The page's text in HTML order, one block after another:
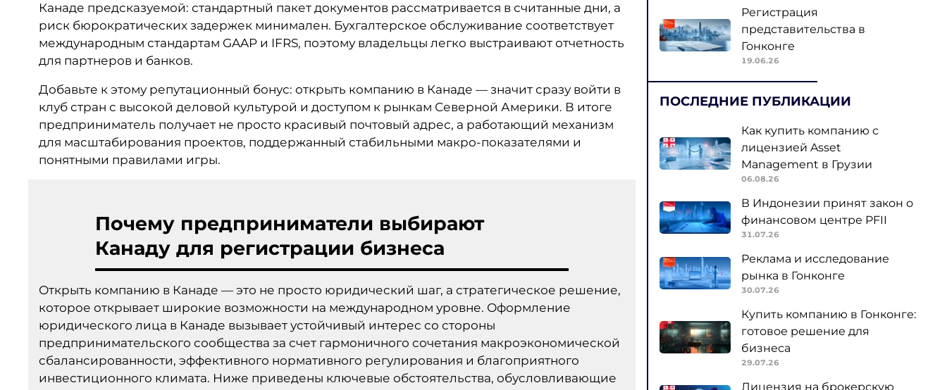
Канаде предсказуемой: стандартный пакет документов рассматривается в считанные дни, а
риск бюрократических задержек минимален. Бухгалтерское обслуживание соответствует
международным стандартам GAAP и IFRS, поэтому владельцы легко выстраивают отчетность
для партнеров и банков.
Добавьте к этому репутационный бонус: открыть компанию в Канаде — значит сразу войти в
клуб стран с высокой деловой культурой и доступом к рынкам Северной Америки. В итоге
предприниматель получает не просто красивый почтовый адрес, а работающий механизм
для масштабирования проектов, поддержанный стабильными макро-показателями и
понятными правилами игры.
Почему предприниматели выбирают
Канаду для регистрации бизнеса
Открыть компанию в Канаде — это не просто юридический шаг, а стратегическое решение,
которое открывает широкие возможности на международном уровне. Оформление
юридического лица в Канаде вызывает устойчивый интерес со стороны
предпринимательского сообщества за счет гармоничного сочетания макроэкономической
сбалансированности, эффективного нормативного регулирования и благоприятного
инвестиционного климата. Ниже приведены ключевые обстоятельства, обусловливающие
Регистрация
представительства в
Гонконге
19.06.26
ПОСЛЕДНИЕ ПУБЛИКАЦИИ
Как купить компанию с
лицензией Asset
Management в Грузии
06.08.26
В Индонезии принят закон о
финансовом центре PFII
31.07.26
Реклама и исследование
рынка в Гонконге
30.07.26
Купить компанию в Гонконге:
готовое решение для
бизнеса
29.07.26
Лицензия на брокерскую